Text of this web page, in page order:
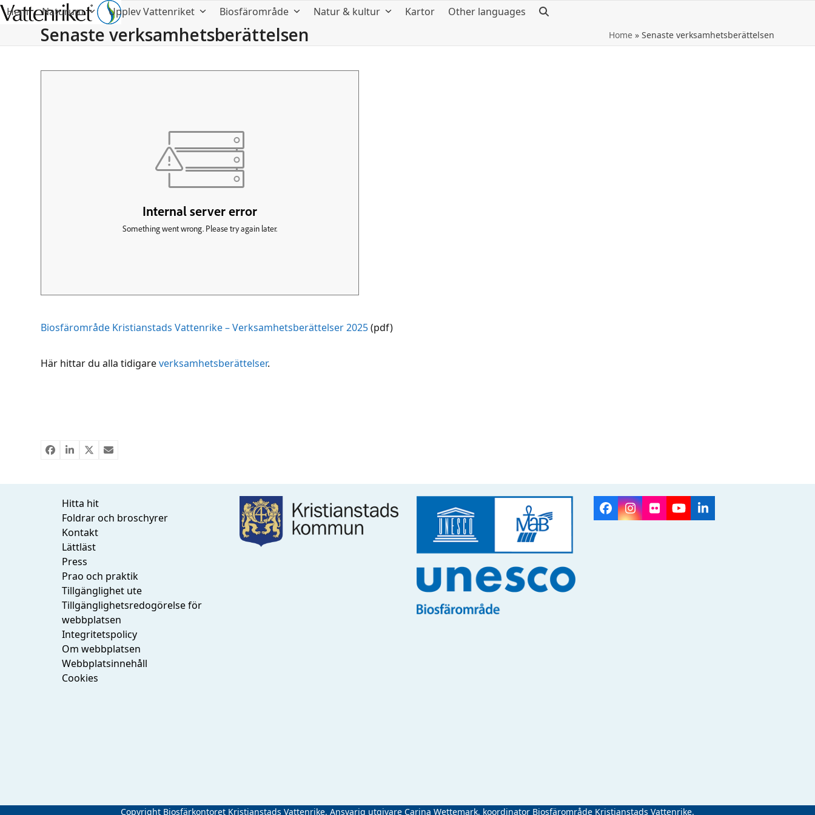
Hem Naturum Upplev Vattenriket Biosfärområde Natur & kultur Kartor Other languages
Senaste verksamhetsberättelsen Home» Senaste verksamhetsberättelsen
Biosfärområde Kristianstads Vattenrike – Verksamhetsberättelser 2025(pdf)
Här hittar du alla tidigareverksamhetsberättelser.
Hitta hit
Foldrar och broschyrer
Kontakt
Lättläst
Press
Prao och praktik
Tillgänglighet ute
Tillgänglighetsredogörelse för
webbplatsen
Integritetspolicy
Om webbplatsen
Webbplatsinnehåll
Cookies
Facebook
Instagram
FlickrYouTubeLinkedIn
Copyright Biosfärkontoret Kristianstads Vattenrike. Ansvarig utgivare Carina Wettemark, koordinator Biosfärområde Kristianstads Vattenrike.